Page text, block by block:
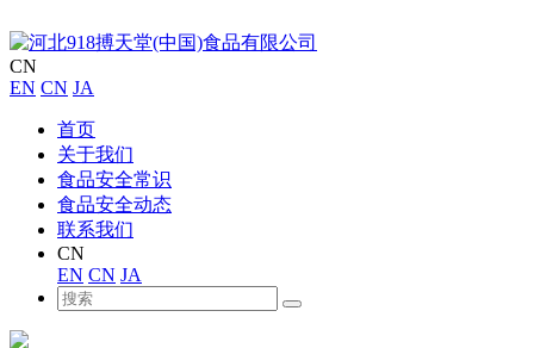
CN
EN CN JA
首页
关于我们
食品安全常识
食品安全动态
联系我们
CN
EN CN JA